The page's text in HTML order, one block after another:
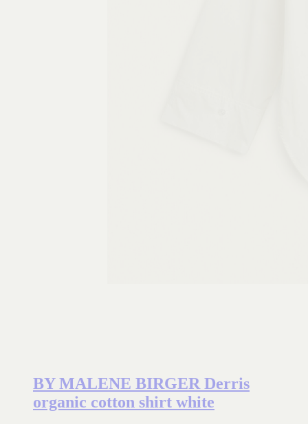
BY MALENE BIRGER Derris
organic cotton shirt white